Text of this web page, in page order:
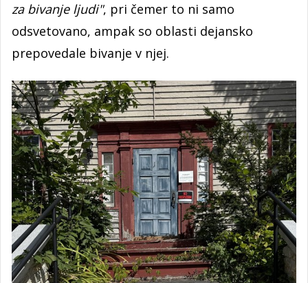
za bivanje ljudi", pri čemer to ni samo
odsvetovano, ampak so oblasti dejansko
prepovedale bivanje v njej.